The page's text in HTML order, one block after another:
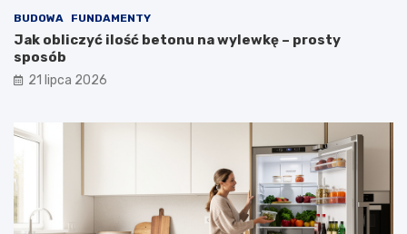
BUDOWA FUNDAMENTY
Jak obliczyć ilość betonu na wylewkę – prosty
sposób
21 lipca 2026